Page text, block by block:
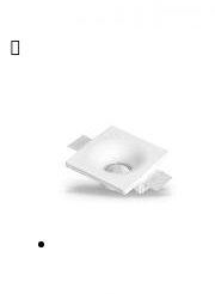
